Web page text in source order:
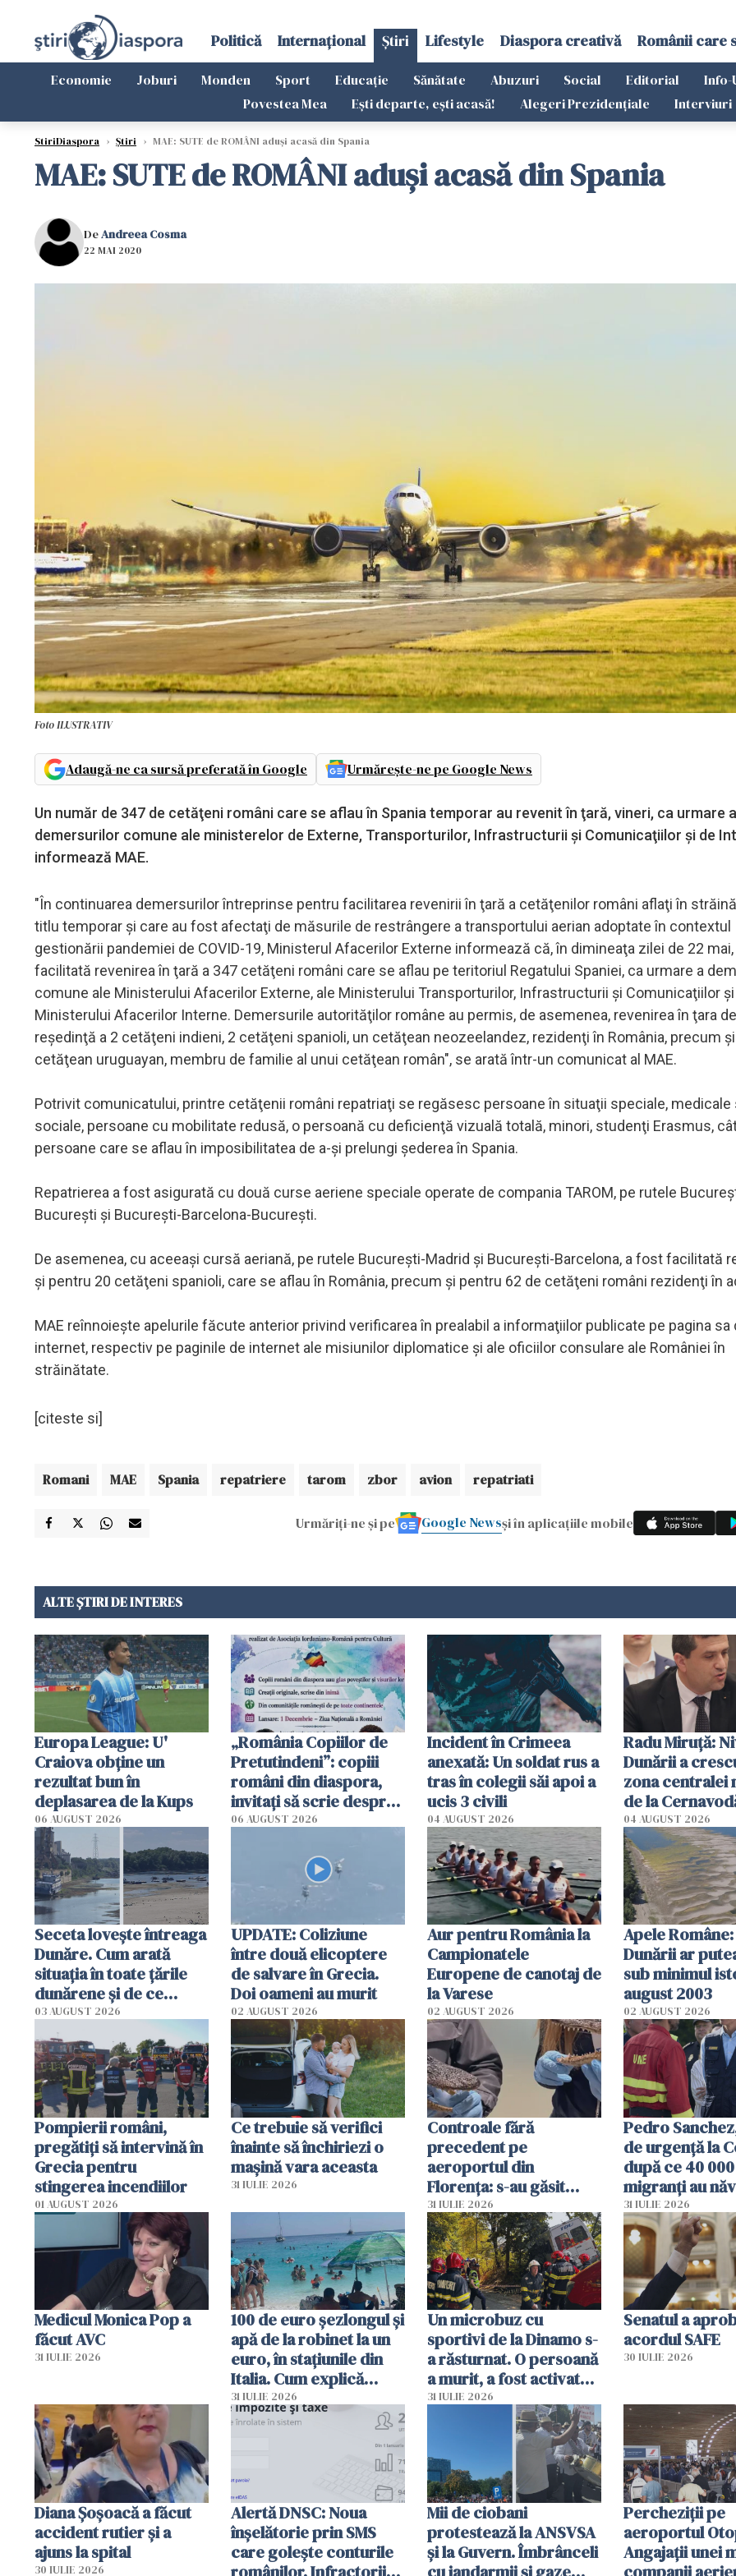
Politică Internațional Știri Lifestyle Diaspora creativă Românii care
Economie Joburi Monden Sport Educație Sănătate Abuzuri Social Editorial Info-
Povestea Mea
Ești departe, ești acasă! Alegeri Prezidențiale Interviuri
StiriDiaspora › Știri › MAE: SUTE de ROMÂNI aduşi acasă din Spania
MAE: SUTE de ROMÂNI aduşi acasă din Spania
DeAndreea Cosma
22 MAI 2020
Foto ILUSTRATIV
Adaugă-ne ca sursă preferată în Google Urmărește-ne pe Google News
Un număr de 347 de cetăţeni români care se aflau în Spania temporar au revenit în ţară, vineri, ca urmare a
demersurilor comune ale ministerelor de Externe, Transporturilor, Infrastructurii şi Comunicaţiilor şi de
informează MAE.
"În continuarea demersurilor întreprinse pentru facilitarea revenirii în ţară a cetăţenilor români aflaţi în
titlu temporar şi care au fost afectaţi de măsurile de restrângere a transportului aerian adoptate în contextul
gestionării pandemiei de COVID-19, Ministerul Afacerilor Externe informează că, în dimineaţa zilei de 22
facilitată revenirea în ţară a 347 cetăţeni români care se aflau pe teritoriul Regatului Spaniei, ca urmare a
comune ale Ministerului Afacerilor Externe, ale Ministerului Transporturilor, Infrastructurii şi Comunicaţiilor şi
Ministerului Afacerilor Interne. Demersurile autorităţilor române au permis, de asemenea, revenirea în ţara de
reşedinţă a 2 cetăţeni indieni, 2 cetăţeni spanioli, un cetăţean neozeelandez, rezidenţi în România, precum
cetăţean uruguayan, membru de familie al unui cetăţean român", se arată într-un comunicat al MAE.
Potrivit comunicatului, printre cetăţenii români repatriaţi se regăsesc persoane în situaţii speciale, medicale
sociale, persoane cu mobilitate redusă, o persoană cu deficienţă vizuală totală, minori, studenţi Erasmus,
persoane care se aflau în imposibilitatea de a-şi prelungi şederea în Spania.
Repatrierea a fost asigurată cu două curse aeriene speciale operate de compania TAROM, pe rutele
Bucureşti şi Bucureşti-Barcelona-Bucureşti.
De asemenea, cu aceeaşi cursă aeriană, pe rutele Bucureşti-Madrid şi Bucureşti-Barcelona, a fost facilitată
şi pentru 20 cetăţeni spanioli, care se aflau în România, precum şi pentru 62 de cetăţeni români rezidenţi în
MAE reînnoieşte apelurile făcute anterior privind verificarea în prealabil a informaţiilor publicate pe pagina sa
internet, respectiv pe paginile de internet ale misiunilor diplomatice şi ale oficiilor consulare ale României în
străinătate.
[citeste si]
Romani MAE Spania repatriere tarom zbor avion repatriati
Urmăriți-ne și pe Google Newsși în aplicațiile mobile
ALTE ȘTIRI DE INTERES
Europa League: U'
Craiova obține un
rezultat bun în
deplasarea de la Kups
06 AUGUST 2026
„România Copiilor de
Pretutindeni”: copiii
români din diaspora,
invitați să scrie despre
România într-un volum
06 AUGUST 2026
Incident în Crimeea
anexată: Un soldat rus a
tras în colegii săi apoi a
ucis 3 civili
04 AUGUST 2026
Radu Miruţă:
Dunării a
zona centralei
de la
cm faţă de
04 AUGUST 2026
Seceta lovește întreaga
Dunăre. Cum arată
situația în toate țările
dunărene și de ce
România resimte
efectele, deși a plouat
în iulie
03 AUGUST 2026
UPDATE: Coliziune
între două elicoptere
de salvare în Grecia.
Doi oameni au murit
02 AUGUST 2026
Aur pentru România la
Campionatele
Europene de canotaj de
la Varese
02 AUGUST 2026
Apele
Dunării ar
sub minimul
august 2003
02 AUGUST 2026
Pompierii români,
pregătiţi să intervină în
Grecia pentru
stingerea incendiilor
01 AUGUST 2026
Ce trebuie să verifici
înainte să închiriezi o
mașină vara aceasta
31 IULIE 2026
Controale fără
precedent pe
aeroportul din
Florența: s-au găsit
capete de aligator și o
sumă imensă de bani
31 IULIE 2026
Pedro
de urgență la
după ce 40
migranți au
teritoriul
mobiliza toate
resursele"
31 IULIE 2026
Medicul Monica Pop a
făcut AVC
31 IULIE 2026
100 de euro șezlongul și
apă de la robinet la un
euro, în stațiunile din
Italia. Cum explică
autoritățile
31 IULIE 2026
Un microbuz cu
sportivi de la Dinamo s-
a răsturnat. O persoană
a murit, a fost activat
planul roșu de
31 IULIE 2026
Senatul a
acordul SAFE
30 IULIE 2026
Diana Șoșoacă a făcut
accident rutier și a
ajuns la spital
30 IULIE 2026
Alertă DNSC: Noua
înșelătorie prin SMS
care golește conturile
Mii de ciobani
protestează la ANSVSA
și la Guvern. Îmbrânceli
Percheziții pe
aeroportul
Angajații unei